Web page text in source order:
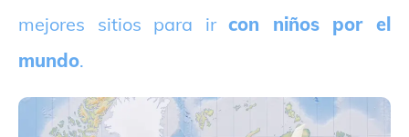
mejores sitios para ircon niños por el
mundo.